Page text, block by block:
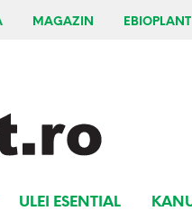
MAGAZIN EBIOPLANT
ULEI ESENTIAL